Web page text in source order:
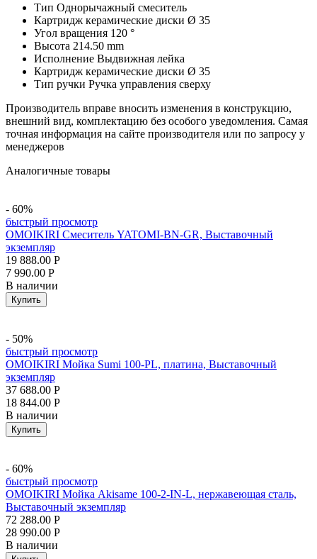
Тип Однорычажный смеситель
Картридж керамические диски Ø 35
Угол вращения 120 °
Высота 214.50 mm
Исполнение Выдвижная лейка
Картридж керамические диски Ø 35
Тип ручки Ручка управления сверху
Производитель вправе вносить изменения в конструкцию,
внешний вид, комплектацию без особого уведомления. Самая
точная информация на сайте производителя или по запросу у
менеджеров
Аналогичные товары
- 60%
быстрый просмотр
OMOIKIRI Смеситель YATOMI-BN-GR, Выставочный
экземпляр
19 888.00 Р
7 990.00 Р
В наличии
Купить
- 50%
быстрый просмотр
OMOIKIRI Мойка Sumi 100-PL, платина, Выставочный
экземпляр
37 688.00 Р
18 844.00 Р
В наличии
Купить
- 60%
быстрый просмотр
OMOIKIRI Мойка Akisame 100-2-IN-L, нержавеющая сталь,
Выставочный экземпляр
72 288.00 Р
28 990.00 Р
В наличии